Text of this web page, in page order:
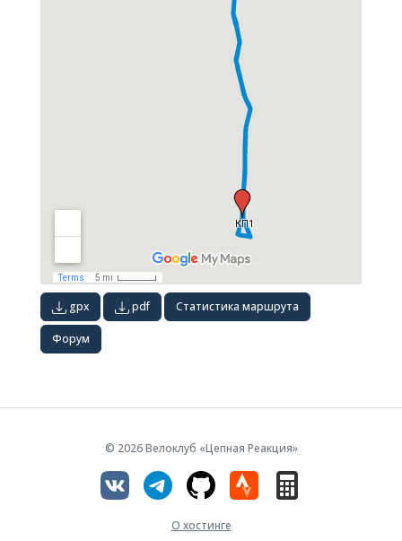
gpx pdf Статистика маршрута
Форум
© 2026 Велоклуб «Цепная Реакция»
О хостинге